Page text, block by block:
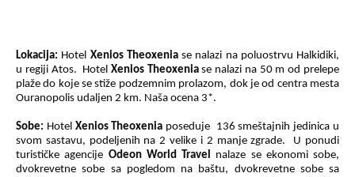
Lokacija: Hotel Xenios Theoxenia se nalazi na poluostrvu Halkidiki,
u regiji Atos. Hotel Xenios Theoxeniase nalazi na 50 m od prelepe
plaže do koje se stiže podzemnim prolazom, dok je od centra mesta
Ouranopolis udaljen 2 km. Naša ocena 3*.
Sobe: Hotel Xenios Theoxenia poseduje 136 smeštajnih jedinica u
svom sastavu, podeljenih na 2 velike i 2 manje zgrade.
U ponudi
turističke agencije Odeon World Travel nalaze se ekonomi sobe,
dvokrevetne sobe sa pogledom na baštu, dvokrevetne sobe sa